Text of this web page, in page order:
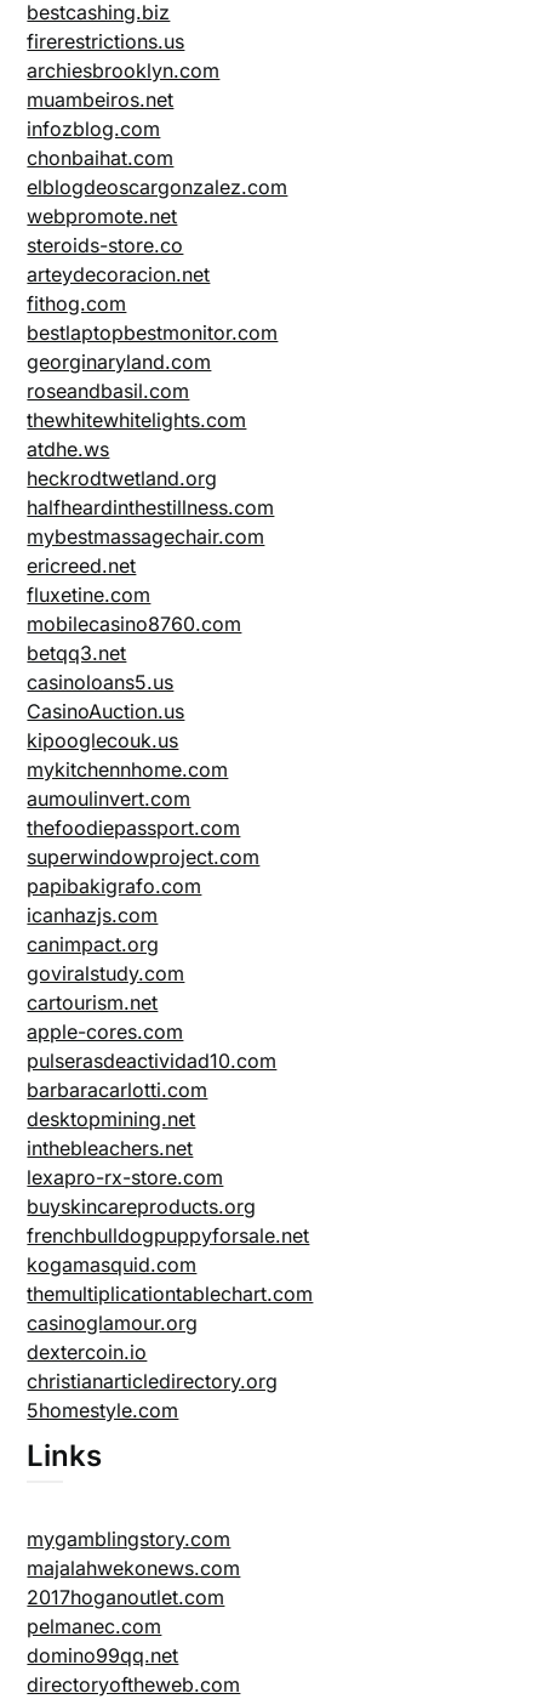
bestcashing.biz
firerestrictions.us
archiesbrooklyn.com
muambeiros.net
infozblog.com
chonbaihat.com
elblogdeoscargonzalez.com
webpromote.net
steroids-store.co
arteydecoracion.net
fithog.com
bestlaptopbestmonitor.com
georginaryland.com
roseandbasil.com
thewhitewhitelights.com
atdhe.ws
heckrodtwetland.org
halfheardinthestillness.com
mybestmassagechair.com
ericreed.net
fluxetine.com
mobilecasino8760.com
betqq3.net
casinoloans5.us
CasinoAuction.us
kipooglecouk.us
mykitchennhome.com
aumoulinvert.com
thefoodiepassport.com
superwindowproject.com
papibakigrafo.com
icanhazjs.com
canimpact.org
goviralstudy.com
cartourism.net
apple-cores.com
pulserasdeactividad10.com
barbaracarlotti.com
desktopmining.net
inthebleachers.net
lexapro-rx-store.com
buyskincareproducts.org
frenchbulldogpuppyforsale.net
kogamasquid.com
themultiplicationtablechart.com
casinoglamour.org
dextercoin.io
christianarticledirectory.org
5homestyle.com
Links
mygamblingstory.com
majalahwekonews.com
2017hoganoutlet.com
pelmanec.com
domino99qq.net
directoryoftheweb.com